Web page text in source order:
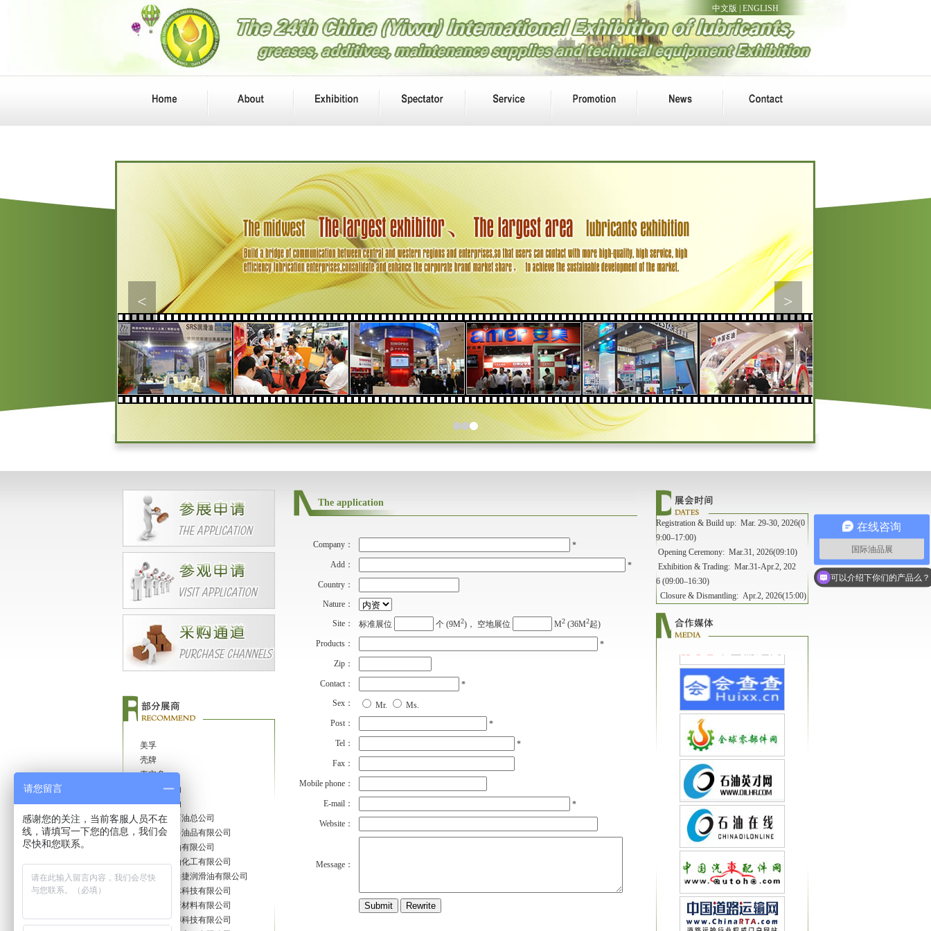
中文版 ENGLISH
< >
EMIRATES UBE OIL COMPAN
CRODA CHINA CHEMICAL C
OMPANY
MITSUI CHEMICALS(SHANG
HAI) CO., LTD
CHORI CO., LTD
SEPAHAN OIL COMPANY
UAB P,, -LUBRITA INTERNATI
ONAL
API
ADD OIL (M) SDN BHD 马来西
ARI PET
BP
BIZOL
BASF(CHINA)COMPANY LIMI
TED
BRBSingapore
DEUTSCHE PENTOSIN WERK
E GMBH
GSCaltexChinaCo.,Ltd
S-POWER PTE .LTD
STAROIL
S-OILCORPORATION
SKLubricantsCo.,Ltd
EXXONMOBIL CHEMCAL SER
TD
TOTAL
壳牌
嘉实多
康普顿石油
路路达石油
中国海洋石油总公司
东风嘉实多油品有限公司
东风润滑油有限公司
力达士石油化工有限公司
（香港）力捷润滑油有限公司
爱索普流体科技有限公司
安徽未来新材料有限公司
霸州市陆博科技有限公司
百利盖（昆山）有限公司
The application
Company：
*
Add：
*
Country：
Nature：
Site：
标准展位 个 (9M2)， 空地展位 M2 (36M2起)
Products：
*
Zip：
Contact：
*
Sex：
Mr.
Ms.
Post：
*
Tel：
*
Fax：
Mobile phone：
E-mail：
*
Website：
Message：
Registration & Build up: Mar. 29-30, 2026(0
9:00–17:00)
Opening Ceremony: Mar.31, 2026(09:10)
Exhibition & Trading: Mar.31-Apr.2, 202
6 (09:00–16:30)
Closure & Dismantling: Apr.2, 2026(15:00)
在线咨询
国际油品展
可以介绍下你们的产品么？
请您留言
感谢您的关注，当前客服人员不在
线，请填写一下您的信息，我们会
尽快和您联系。